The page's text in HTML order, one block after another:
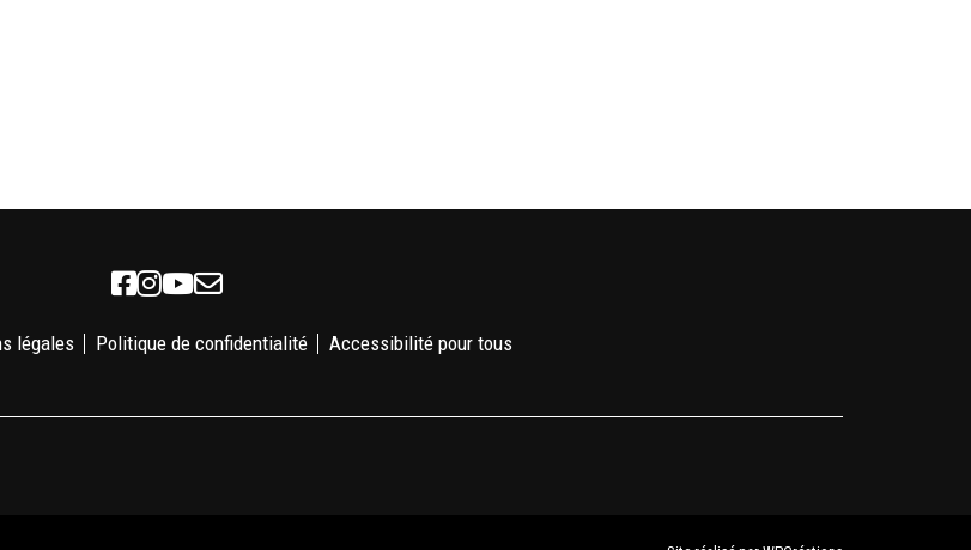
Facebook
Instagram
Youtube
Newsletter
légales Politique de confidentialité Accessibilité pour tous